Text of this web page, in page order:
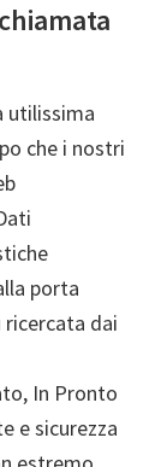
utilissima
che i nostri
porta
ricercata dai
In Pronto
e sicurezza